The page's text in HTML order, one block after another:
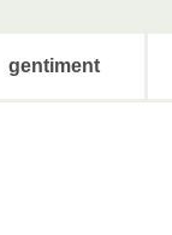
gentiment